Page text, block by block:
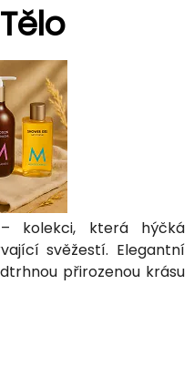
kolekci, která hýčká
svěžestí. Elegantní
přirozenou krásu